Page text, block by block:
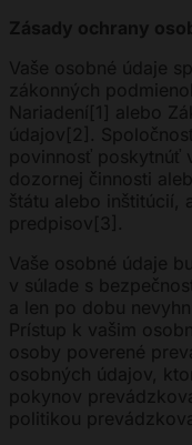
Zásady ochrany
Vaše osobné údaje
zákonných
Nariadení[1] alebo
údajov[2].
povinnosť poskytnúť
dozornej činnosti
štátu alebo inštitúcií,
predpisov[3].
Vaše osobné údaje
v súlade s
a len po dobu
Prístup k vašim
osoby poverené
osobných údajov,
pokynov
politikou